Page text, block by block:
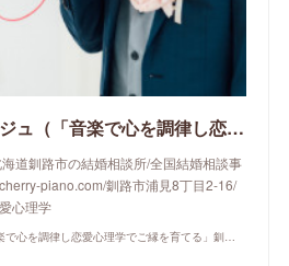
ショパン・マリアージュ（「音楽で心を調律し恋愛心理学でご縁を育てる」釧路市の結婚相談所）/ 全国結婚相談事業者連盟正規加盟店 / cherry-piano.com
道釧路市の結婚相談所/全国結婚相談事
piano.com/釧路市浦見8丁目2-16/
心理学